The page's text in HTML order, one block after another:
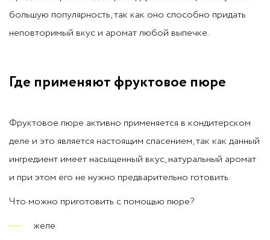
большую популярность, так как оно способно придать
неповторимый вкус и аромат любой выпечке.
Где применяют фруктовое пюре
Фруктовое пюре активно применяется в кондитерском
деле и это является настоящим спасением, так как данный
ингредиент имеет насыщенный вкус, натуральный аромат
и при этом его не нужно предварительно готовить.
Что можно приготовить с помощью пюре?
желе